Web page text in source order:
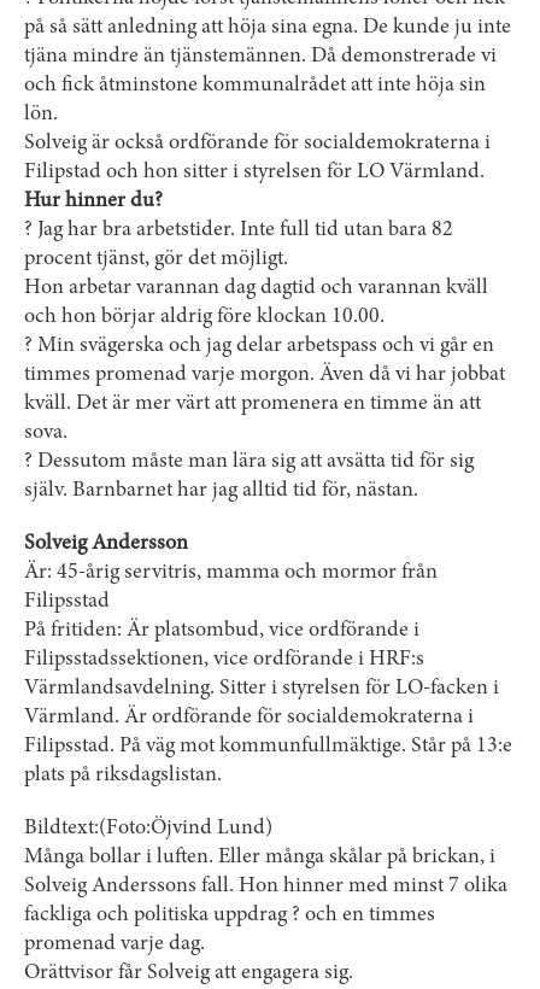
på så sätt anledning att höja sina egna. De kunde ju inte
tjäna mindre än tjänstemännen. Då demonstrerade vi
och fick åtminstone kommunalrådet att inte höja sin
lön.
Solveig är också ordförande för socialdemokraterna i
Filipstad och hon sitter i styrelsen för LO Värmland.
Hur hinner du?
? Jag har bra arbetstider. Inte full tid utan bara 82
procent tjänst, gör det möjligt.
Hon arbetar varannan dag dagtid och varannan kväll
och hon börjar aldrig före klockan 10.00.
? Min svägerska och jag delar arbetspass och vi går en
timmes promenad varje morgon. Även då vi har jobbat
kväll. Det är mer värt att promenera en timme än att
sova.
? Dessutom måste man lära sig att avsätta tid för sig
själv. Barnbarnet har jag alltid tid för, nästan.
Solveig Andersson
Är: 45-årig servitris, mamma och mormor från
Filipsstad
På fritiden: Är platsombud, vice ordförande i
Filipsstadssektionen, vice ordförande i HRF:s
Värmlandsavdelning. Sitter i styrelsen för LO-facken i
Värmland. Är ordförande för socialdemokraterna i
Filipsstad. På väg mot kommunfullmäktige. Står på 13:e
plats på riksdagslistan.
Bildtext:(Foto:Öjvind Lund)
Många bollar i luften. Eller många skålar på brickan, i
Solveig Anderssons fall. Hon hinner med minst 7 olika
fackliga och politiska uppdrag ? och en timmes
promenad varje dag.
Orättvisor får Solveig att engagera sig.